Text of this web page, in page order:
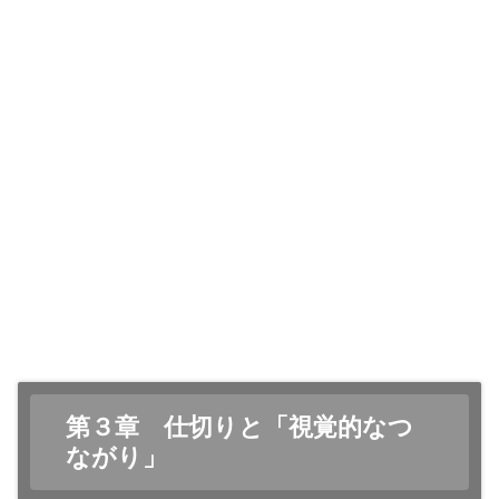
第３章 仕切りと「視覚的なつ
ながり」